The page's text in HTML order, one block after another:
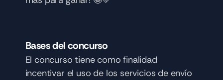
Bases del concurso
El concurso tiene como finalidad
incentivar el uso de los servicios de envío